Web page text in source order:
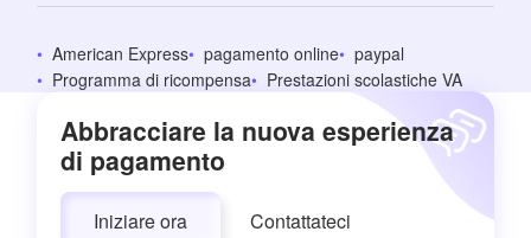
American Express pagamento online
paypal
Programma di ricompensa
Prestazioni scolastiche VA
Abbracciare la nuova esperienza
di pagamento
Iniziare ora Contattateci